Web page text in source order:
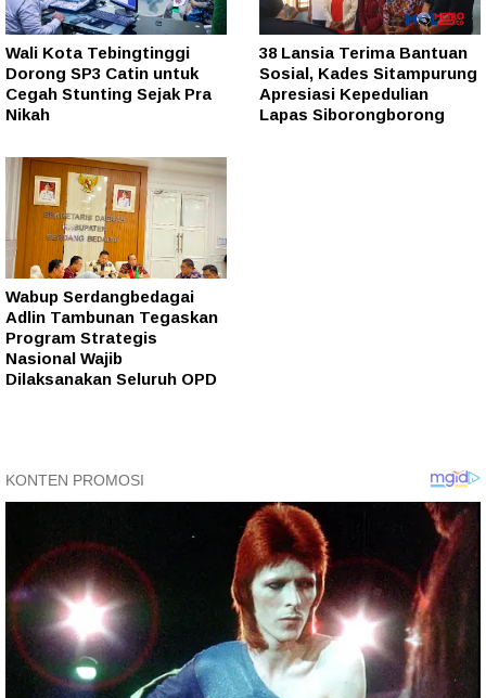
Wali Kota Tebingtinggi
Dorong SP3 Catin untuk
Cegah Stunting Sejak Pra
Nikah
38 Lansia Terima Bantuan
Sosial, Kades Sitampurung
Apresiasi Kepedulian
Lapas Siborongborong
Wabup Serdangbedagai
Adlin Tambunan Tegaskan
Program Strategis
Nasional Wajib
Dilaksanakan Seluruh OPD